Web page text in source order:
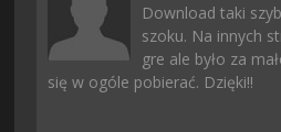
Download taki
szoku. Na innych
gre ale było za
się w ogóle pobierać. Dzięki!!